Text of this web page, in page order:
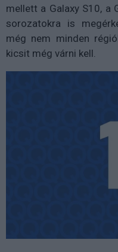
mellett a Galaxy S10, a
sorozatokra is
még nem minden
kicsit még várni kell.